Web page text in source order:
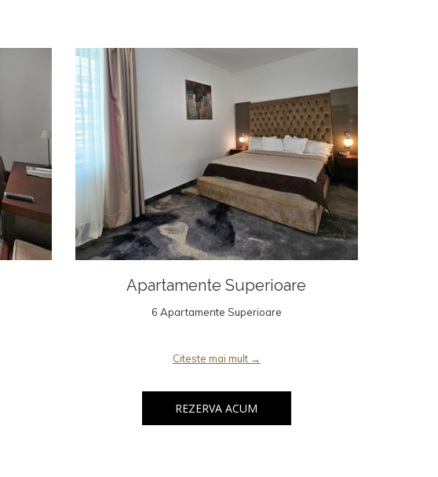
Apartamente Superioare
6 Apartamente Superioare
Citeste mai mult
REZERVA ACUM